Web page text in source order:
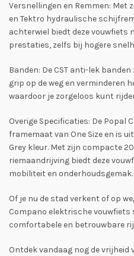
Versnellingen en Remmen: Met
en Tektro hydraulische
achterwiel biedt deze vouwfiets
prestaties, zelfs bij hogere
Banden: De CST anti-lek
grip op de weg en verminderen
waardoor je zorgeloos kunt
Overige Specificaties: De Popal
framemaat van One Size en is
Grey kleur. Met zijn compacte
riemaandrijving biedt deze
mobiliteit en onderhoudsgemak.
Of je nu de stad verkent of op
Compano elektrische
comfortabele en betrouwbare
Ontdek vandaag nog de